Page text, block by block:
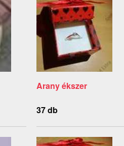
Arany ékszer
37 db